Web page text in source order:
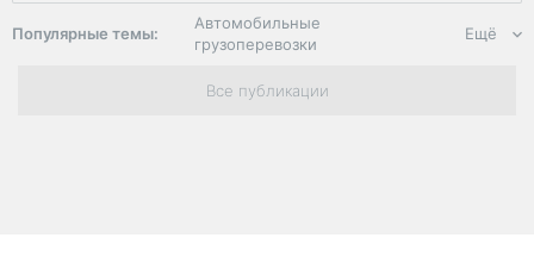
Популярные темы:
Автомобильные
грузоперевозки
Региональная
логистика
Ещё
Все публикации